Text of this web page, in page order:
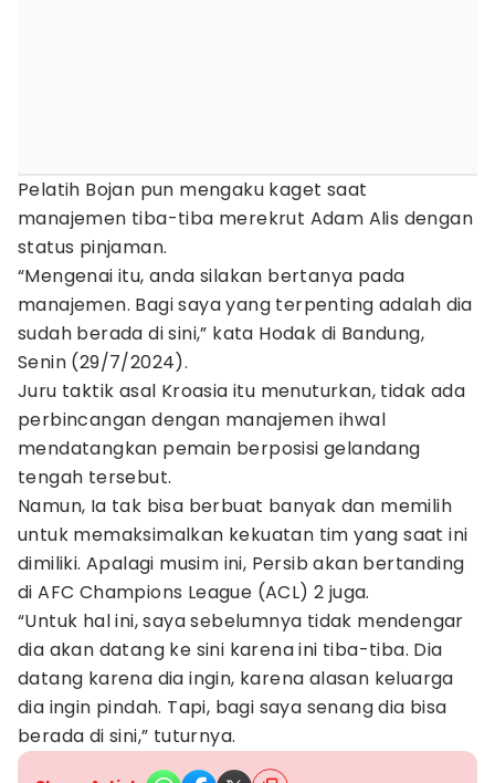
Pelatih Bojan pun mengaku kaget saat
manajemen tiba-tiba merekrut Adam Alis dengan
status pinjaman.
“Mengenai itu, anda silakan bertanya pada
manajemen. Bagi saya yang terpenting adalah dia
sudah berada di sini,” kata Hodak di Bandung,
Senin (29/7/2024).
Juru taktik asal Kroasia itu menuturkan, tidak ada
perbincangan dengan manajemen ihwal
mendatangkan pemain berposisi gelandang
tengah tersebut.
Namun, Ia tak bisa berbuat banyak dan memilih
untuk memaksimalkan kekuatan tim yang saat ini
dimiliki. Apalagi musim ini, Persib akan bertanding
di AFC Champions League (ACL) 2 juga.
“Untuk hal ini, saya sebelumnya tidak mendengar
dia akan datang ke sini karena ini tiba-tiba. Dia
datang karena dia ingin, karena alasan keluarga
dia ingin pindah. Tapi, bagi saya senang dia bisa
berada di sini,” tuturnya.